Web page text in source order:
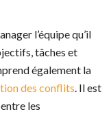
l’équipe qu’il
tâches et
également la
des conflits. Il est
les